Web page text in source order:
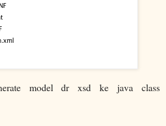
model dr xsd ke java class